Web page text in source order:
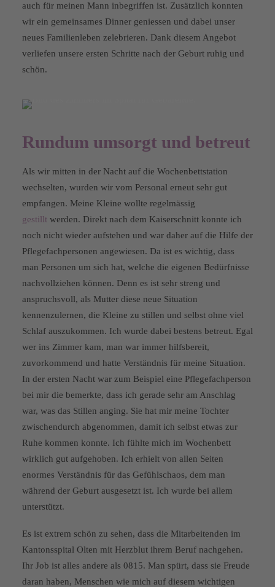
auch für meinen Mann inbegriffen ist. Zusätzlich konnten
wir ein gemeinsames Dinner geniessen und dabei unser
neues Familienleben zelebrieren. Dank diesem Angebot
verliefen unsere ersten Schritte nach der Geburt ruhig und
schön.
Rundum umsorgt und betreut
Als wir mitten in der Nacht auf die Wochenbettstation
wechselten, wurden wir vom Personal erneut sehr gut
empfangen. Meine Kleine wollte regelmässig
gestillt werden. Direkt nach dem Kaiserschnitt konnte ich
noch nicht wieder aufstehen und war daher auf die Hilfe der
Pflegefachpersonen angewiesen. Da ist es wichtig, dass
man Personen um sich hat, welche die eigenen Bedürfnisse
nachvollziehen können. Denn es ist sehr streng und
anspruchsvoll, als Mutter diese neue Situation
kennenzulernen, die Kleine zu stillen und selbst ohne viel
Schlaf auszukommen. Ich wurde dabei bestens betreut. Egal
wer ins Zimmer kam, man war immer hilfsbereit,
zuvorkommend und hatte Verständnis für meine Situation.
In der ersten Nacht war zum Beispiel eine Pflegefachperson
bei mir die bemerkte, dass ich gerade sehr am Anschlag
war, was das Stillen anging. Sie hat mir meine Tochter
zwischendurch abgenommen, damit ich selbst etwas zur
Ruhe kommen konnte. Ich fühlte mich im Wochenbett
wirklich gut aufgehoben. Ich erhielt von allen Seiten
enormes Verständnis für das Gefühlschaos, dem man
während der Geburt ausgesetzt ist. Ich wurde bei allem
unterstützt.
Es ist extrem schön zu sehen, dass die Mitarbeitenden im
Kantonsspital Olten mit Herzblut ihrem Beruf nachgehen.
Ihr Job ist alles andere als 0815. Man spürt, dass sie Freude
daran haben, Menschen wie mich auf diesem wichtigen